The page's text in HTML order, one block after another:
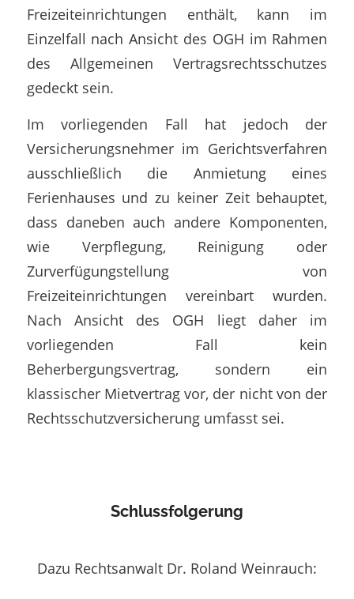
Freizeiteinrichtungen enthält, kann im
Einzelfall nach Ansicht des OGH im Rahmen
des Allgemeinen Vertragsrechtsschutzes
gedeckt sein.
Im vorliegenden Fall hat jedoch der
Versicherungsnehmer im Gerichtsverfahren
ausschließlich die Anmietung eines
Ferienhauses und zu keiner Zeit behauptet,
dass daneben auch andere Komponenten,
wie Verpflegung, Reinigung oder
Zurverfügungstellung von
Freizeiteinrichtungen vereinbart wurden.
Nach Ansicht des OGH liegt daher im
vorliegenden Fall kein
Beherbergungsvertrag, sondern ein
klassischer Mietvertrag vor, der nicht von der
Rechtsschutzversicherung umfasst sei.
Schlussfolgerung
Dazu Rechtsanwalt Dr. Roland Weinrauch: